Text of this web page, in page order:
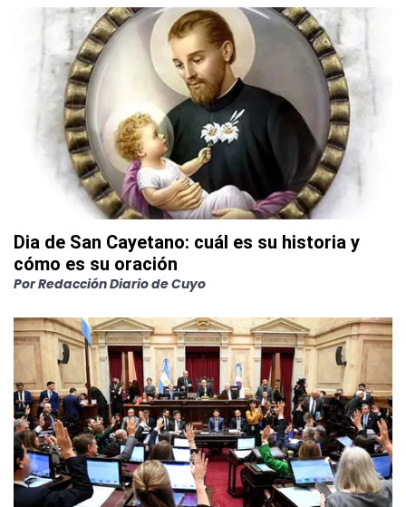
Dia de San Cayetano: cuál es su historia y
cómo es su oración
PorRedacción Diario de Cuyo